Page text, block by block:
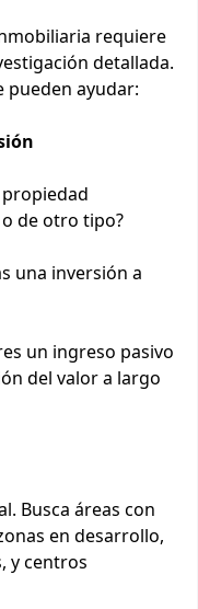
requiere
detallada.
pueden ayudar:
propiedad
de otro tipo?
una inversión a
un ingreso pasivo
del valor a largo
Busca áreas con
en desarrollo,
y centros